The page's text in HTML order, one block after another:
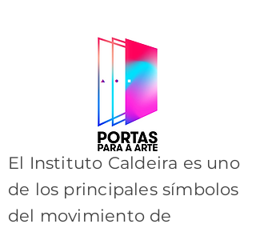
El Instituto Caldeira es uno
de los principales símbolos
del movimiento de